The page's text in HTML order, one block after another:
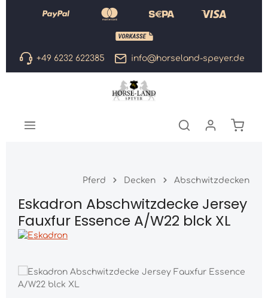
Zum Hauptinhalt springen
+49 6232 622385 info@horseland-speyer.de
Pferd Decken Abschwitzdecken
Eskadron Abschwitzdecke Jersey
Fauxfur Essence A/W22 blck XL
Bildergalerie überspringen